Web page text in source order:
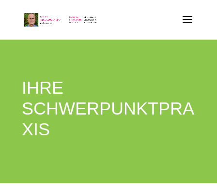
IHRE
SCHWERPUNKTPRA
XIS